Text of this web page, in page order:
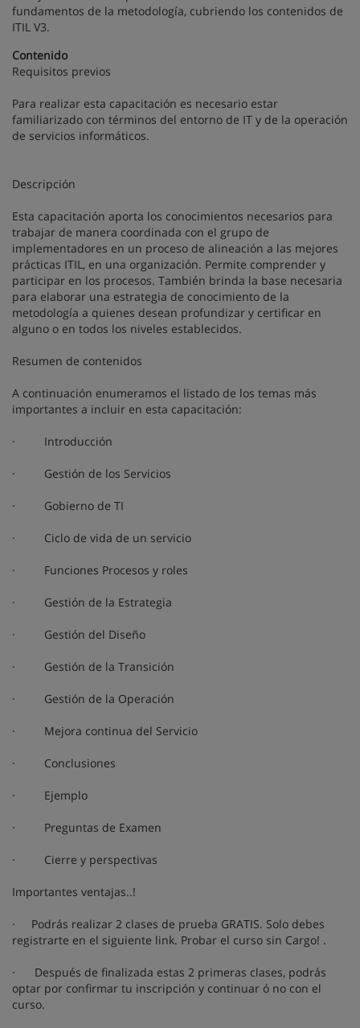
fundamentos de la metodología, cubriendo los contenidos de
ITIL V3.
Contenido
Requisitos previos
Para realizar esta capacitación es necesario estar
familiarizado con términos del entorno de IT y de la operación
de servicios informáticos.
Descripción
Esta capacitación aporta los conocimientos necesarios para
trabajar de manera coordinada con el grupo de
implementadores en un proceso de alineación a las mejores
prácticas ITIL, en una organización. Permite comprender y
participar en los procesos. También brinda la base necesaria
para elaborar una estrategia de conocimiento de la
metodología a quienes desean profundizar y certificar en
alguno o en todos los niveles establecidos.
Resumen de contenidos
A continuación enumeramos el listado de los temas más
importantes a incluir en esta capacitación:
· Introducción
· Gestión de los Servicios
· Gobierno de TI
· Ciclo de vida de un servicio
· Funciones Procesos y roles
· Gestión de la Estrategia
· Gestión del Diseño
· Gestión de la Transición
· Gestión de la Operación
· Mejora continua del Servicio
· Conclusiones
· Ejemplo
· Preguntas de Examen
· Cierre y perspectivas
Importantes ventajas..!
· Podrás realizar 2 clases de prueba GRATIS. Solo debes
registrarte en el siguiente link. Probar el curso sin Cargo! .
· Después de finalizada estas 2 primeras clases, podrás
optar por confirmar tu inscripción y continuar ó no con el
curso.